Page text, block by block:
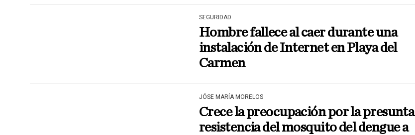
SEGURIDAD
Hombre fallece al caer durante una
instalación de Internet en Playa del
Carmen
JÓSE MARÍA MORELOS
Crece la preocupación por la presunta
resistencia del mosquito del dengue a